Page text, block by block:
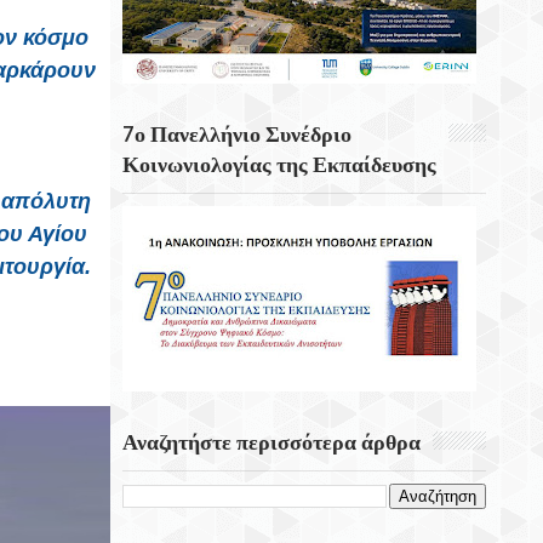
κόσμο
Αγίου
T
S
P
C
Κουνάβοι Του Δήμου Αρχανών
Αστερουσίων
Προϊόντων, Οικοτεχνίας & Χειροτεχνίας
7ο Πανελλήνιο Συνέδριο
Κοινωνιολογίας της Εκπαίδευσης
Αναζητήστε περισσότερα άρθρα